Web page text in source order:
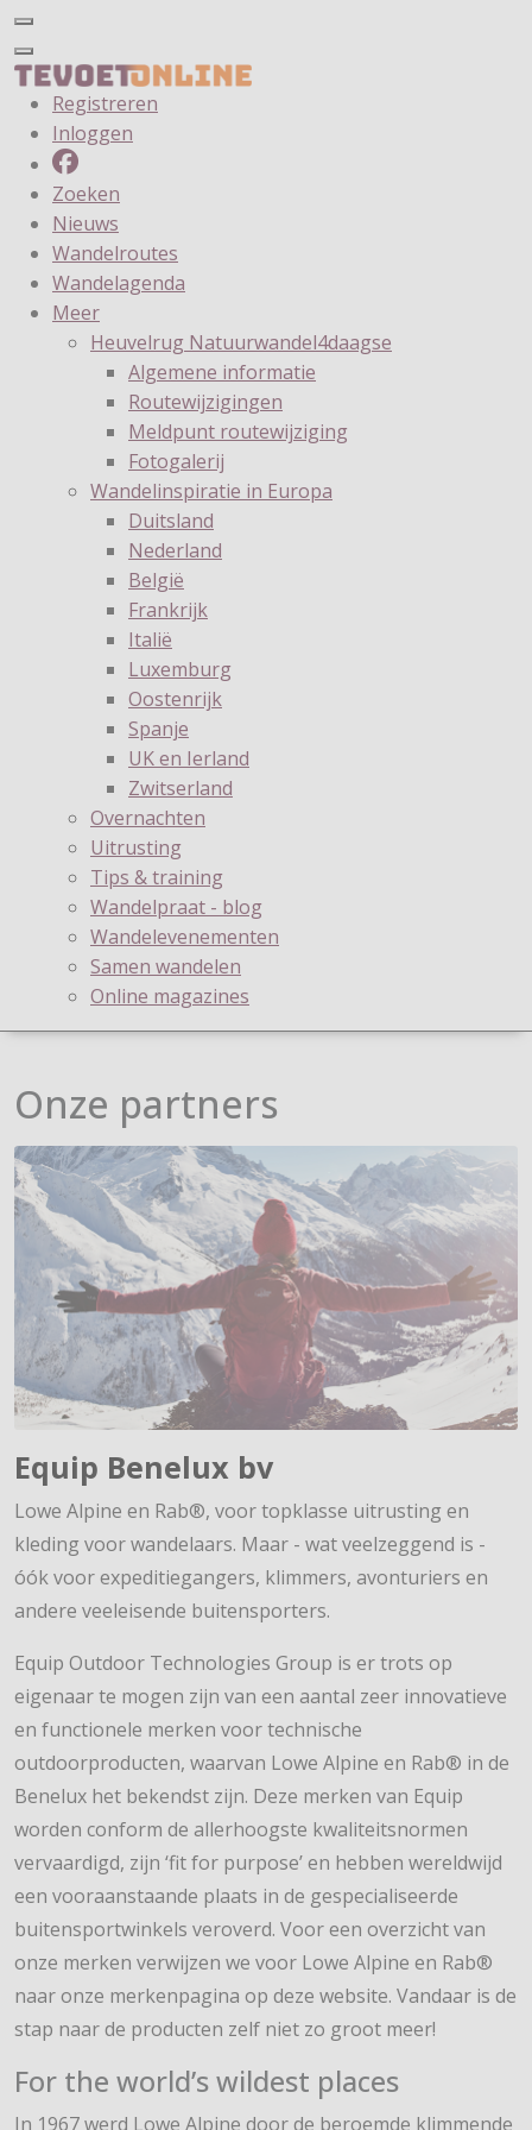
Registreren
Inloggen
Zoeken
Nieuws
Wandelroutes
Wandelagenda
Meer
Heuvelrug Natuurwandel4daagse
Algemene informatie
Routewijzigingen
Meldpunt routewijziging
Fotogalerij
Wandelinspiratie in Europa
Duitsland
Nederland
België
Frankrijk
Italië
Luxemburg
Oostenrijk
Spanje
UK en Ierland
Zwitserland
Overnachten
Uitrusting
Tips & training
Wandelpraat - blog
Wandelevenementen
Samen wandelen
Online magazines
Onze partners
Equip Benelux bv
Lowe Alpine en Rab®, voor topklasse uitrusting en
kleding voor wandelaars. Maar - wat veelzeggend is -
óók voor expeditiegangers, klimmers, avonturiers en
andere veeleisende buitensporters.
Equip Outdoor Technologies Group is er trots op
eigenaar te mogen zijn van een aantal zeer innovatieve
en functionele merken voor technische
outdoorproducten, waarvan Lowe Alpine en Rab® in de
Benelux het bekendst zijn. Deze merken van Equip
worden conform de allerhoogste kwaliteitsnormen
vervaardigd, zijn ‘fit for purpose’ en hebben wereldwijd
een vooraanstaande plaats in de gespecialiseerde
buitensportwinkels veroverd. Voor een overzicht van
onze merken verwijzen we voor Lowe Alpine en Rab®
naar onze merkenpagina op deze website. Vandaar is de
stap naar de producten zelf niet zo groot meer!
For the world’s wildest places
In 1967 werd Lowe Alpine door de beroemde klimmende